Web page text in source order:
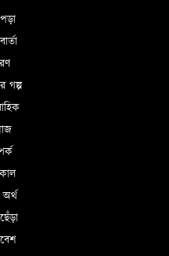
গল্প